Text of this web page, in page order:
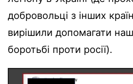
добровольці з інших країн
вирішили допомагати
боротьбі проти росії).